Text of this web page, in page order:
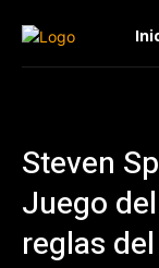
Steven
Juego
reglas